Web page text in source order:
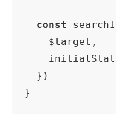
const
    $target,
  })
}